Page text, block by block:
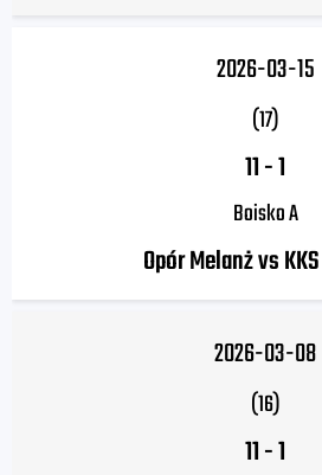
2026-03-15
(17)
11-1
Boisko A
Opór Melanż vs
2026-03-08
(16)
11-1